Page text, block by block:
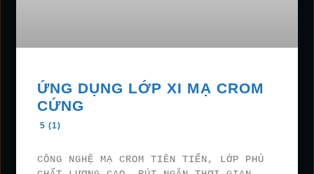
ỨNG DỤNG LỚP XI MẠ CROM
CỨNG
5 (1)
CÔNG NGHỆ MẠ CROM TIÊN TIẾN, LỚP PHỦ